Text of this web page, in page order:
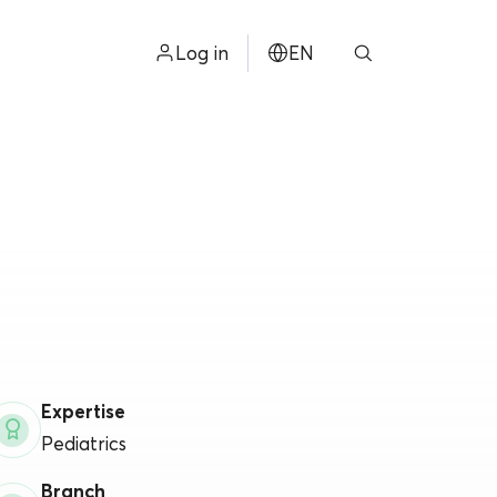
Log in EN
Expertise
Pediatrics
Branch